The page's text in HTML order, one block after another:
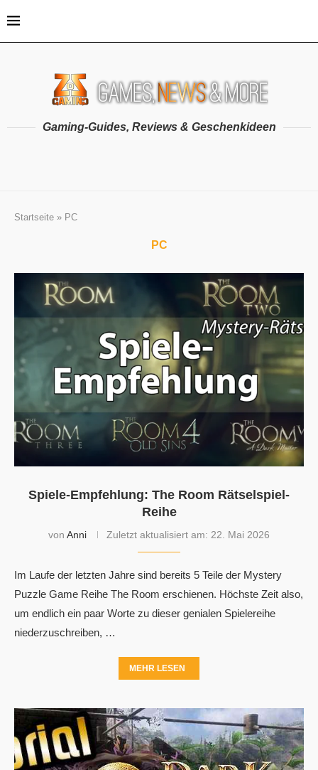
Gaming-Guides, Reviews & Geschenkideen
Startseite » PC
PC
Spiele-Empfehlung: The Room Rätselspiel-
Reihe
von Anni Zuletzt aktualisiert am: 22. Mai 2026
Im Laufe der letzten Jahre sind bereits 5 Teile der Mystery
Puzzle Game Reihe The Room erschienen. Höchste Zeit also,
um endlich ein paar Worte zu dieser genialen Spielereihe
niederzuschreiben, …
MEHR LESEN